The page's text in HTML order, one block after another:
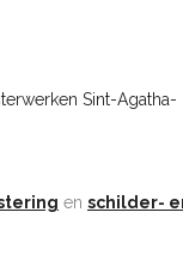
Sint-Agatha-
en schilder-